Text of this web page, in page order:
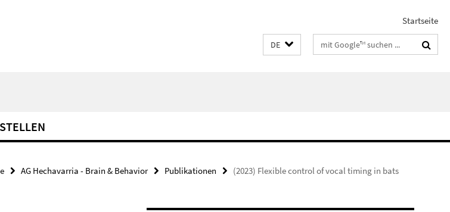
Startseite
DE Suchbegriffe
AG Hechavarria - Brain & Behavior Publikationen
(2023) Flexible control of vocal timing in bats